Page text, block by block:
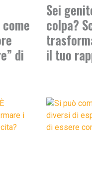
di
Sei
colpa?
il tuo